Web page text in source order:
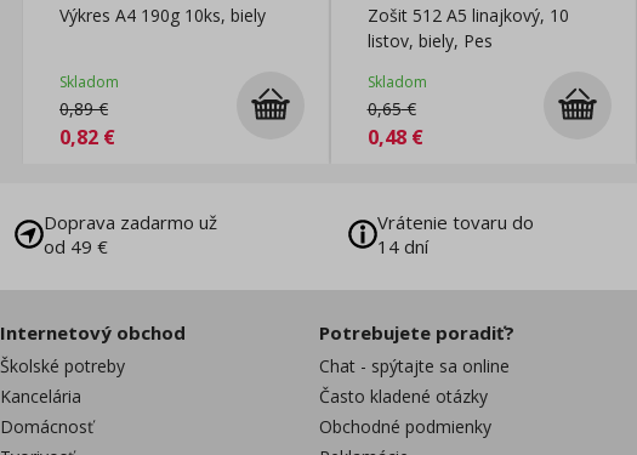
Výkres A4 190g 10ks, biely
Skladom
0,89€
0,82 €
Zošit 512 A5 linajkový, 10
listov, biely, Pes
Skladom
0,65€
0,48€
Doprava zadarmo už
od 49 €
Vrátenie tovaru do
14 dní
Internetový obchod
Školské potreby
Kancelária
Domácnosť
Potrebujete poradiť?
Chat - spýtajte sa online
Často kladené otázky
Obchodné podmienky